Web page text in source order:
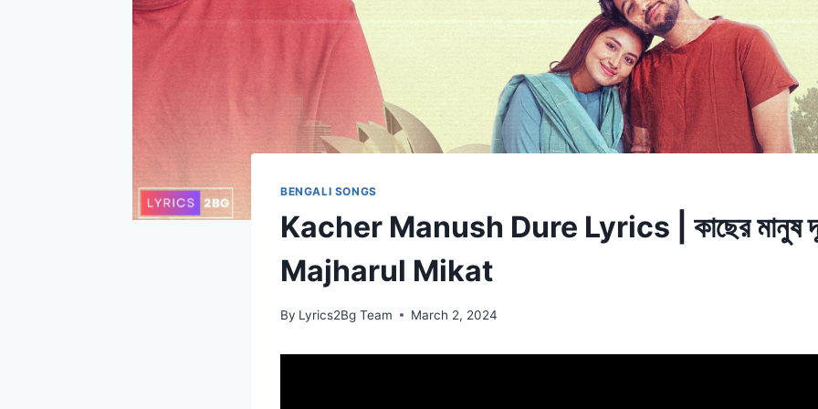
BENGALI SONGS
Kacher Manush Dure Lyrics | কাছের মানুষ
Majharul Mikat
By Lyrics2Bg Team March 2, 2024